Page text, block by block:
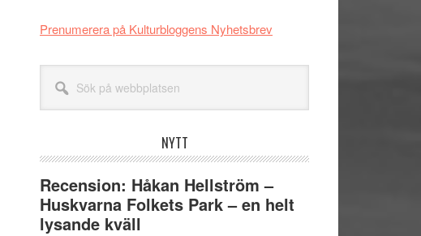
Prenumerera på Kulturbloggens Nyhetsbrev
webbplatsen
NYTT
Recension: Håkan Hellström –
Huskvarna Folkets Park – en helt
lysande kväll